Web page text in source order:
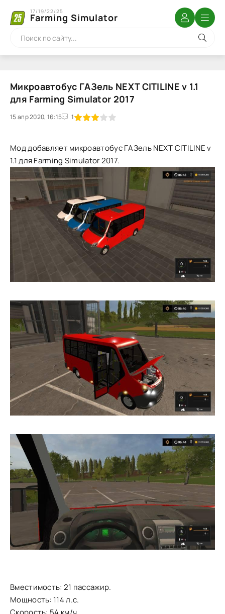
Farming Simulator
17/19/22/25
Микроавтобус ГАЗель NEXT CITILINE v 1.1
для Farming Simulator 2017
15 апр 2020, 16:15 1
1 2 3 4 5
Мод добавляет микроавтобус ГАЗель NEXT CITILINE v
1.1 для Farming Simulator 2017.
Вместимость: 21 пассажир.
Мощность: 114 л.с.